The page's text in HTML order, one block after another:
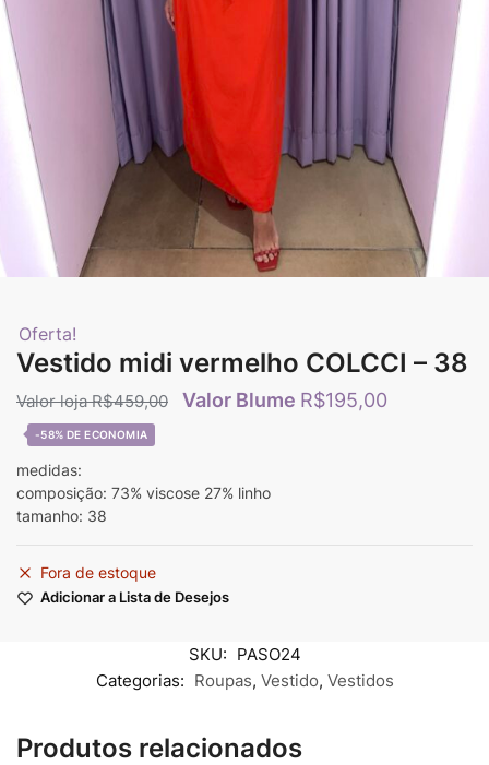
Oferta!
Vestido midi vermelho COLCCI – 38
R$459,00 R$195,00
-58%
medidas:
composição: 73% viscose 27% linho
tamanho: 38
Fora de estoque
Adicionar a Lista de Desejos
SKU: PASO24
Categorias: Roupas, Vestido, Vestidos
Produtos relacionados